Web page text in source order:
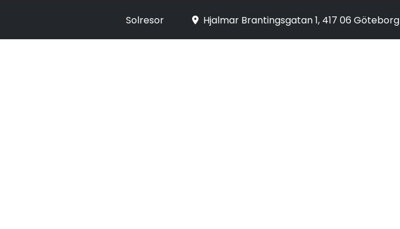
Solresor Hjalmar Brantingsgatan 1, 417 06 Göteborg